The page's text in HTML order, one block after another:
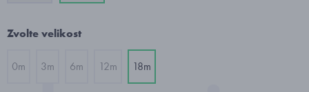
Zvolte velikost
0m 3m 6m 12m 18m